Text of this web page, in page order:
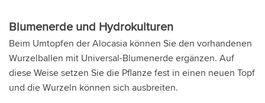
Blumenerde und Hydrokulturen
Beim Umtopfen der Alocasia können Sie den vorhandenen
Wurzelballen mit Universal-Blumenerde ergänzen. Auf
diese Weise setzen Sie die Pflanze fest in einen neuen Topf
und die Wurzeln können sich ausbreiten.